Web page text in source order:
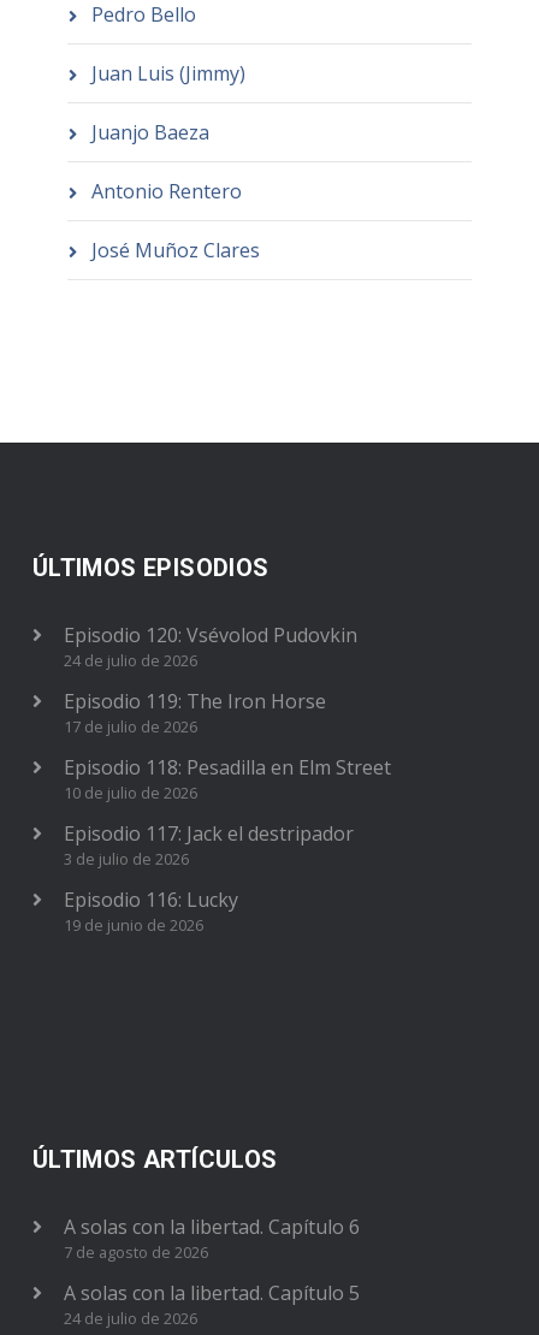
Pedro Bello
Juan Luis (Jimmy)
Juanjo Baeza
Antonio Rentero
José Muñoz Clares
ÚLTIMOS EPISODIOS
Episodio 120: Vsévolod Pudovkin
24 de julio de 2026
Episodio 119: The Iron Horse
17 de julio de 2026
Episodio 118: Pesadilla en Elm Street
10 de julio de 2026
Episodio 117: Jack el destripador
3 de julio de 2026
Episodio 116: Lucky
19 de junio de 2026
ÚLTIMOS ARTÍCULOS
A solas con la libertad. Capítulo 6
7 de agosto de 2026
A solas con la libertad. Capítulo 5
24 de julio de 2026